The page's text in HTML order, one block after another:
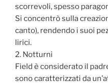
scorrevoli, spesso
Si concentrò sulla
canto), rendendo i suoi
lirici.
2. Notturni
Field è considerato il
sono caratterizzati da